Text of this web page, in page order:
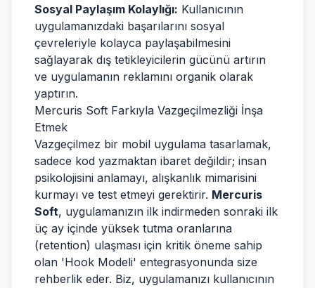
Sosyal Paylaşım Kolaylığı: Kullanıcının
uygulamanızdaki başarılarını sosyal
çevreleriyle kolayca paylaşabilmesini
sağlayarak dış tetikleyicilerin gücünü artırın
ve uygulamanın reklamını organik olarak
yaptırın.
Mercuris Soft Farkıyla Vazgeçilmezliği İnşa
Etmek
Vazgeçilmez bir mobil uygulama tasarlamak,
sadece kod yazmaktan ibaret değildir; insan
psikolojisini anlamayı, alışkanlık mimarisini
kurmayı ve test etmeyi gerektirir. Mercuris
Soft, uygulamanızın ilk indirmeden sonraki ilk
üç ay içinde yüksek tutma oranlarına
(retention) ulaşması için kritik öneme sahip
olan 'Hook Modeli' entegrasyonunda size
rehberlik eder. Biz, uygulamanızı kullanıcının